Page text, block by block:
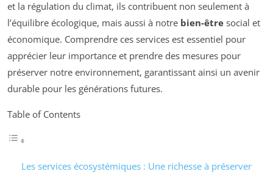
et la régulation du climat, ils contribuent non seulement à
l’équilibre écologique, mais aussi à notre bien-être social et
économique. Comprendre ces services est essentiel pour
apprécier leur importance et prendre des mesures pour
préserver notre environnement, garantissant ainsi un avenir
durable pour les générations futures.
Table of Contents
Les services écosystémiques : Une richesse à préserver